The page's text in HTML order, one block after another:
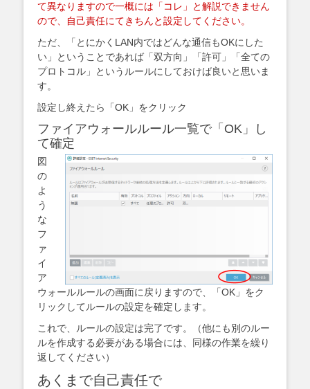
て異なりますので一概には「コレ」と解説できません
ので、自己責任にてきちんと設定してください。
ただ、「とにかくLAN内ではどんな通信もOKにした
い」ということであれば「双方向」「許可」「全ての
プロトコル」というルールにしておけば良いと思いま
す。
設定し終えたら「OK」をクリック
ファイアウォールルール一覧で「OK」し
て確定
図
の
よ
う
な
フ
ァ
イ
ア
ウォールルールの画面に戻りますので、「OK」をク
リックしてルールの設定を確定します。
これで、ルールの設定は完了です。（他にも別のルー
ルを作成する必要がある場合には、同様の作業を繰り
返してください）
あくまで自己責任で